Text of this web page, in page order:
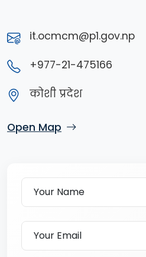
it.ocmcm@p1.gov.np
+977-21-475166
कोशी प्रदेश
Open Map